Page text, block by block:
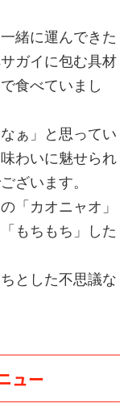
緒に運んできた
ガイに包む具材
食べていまし
ぁ」と思ってい
わいに魅せられ
ざいます。
「カオニャオ」
もちもち」した
とした不思議な
ュー